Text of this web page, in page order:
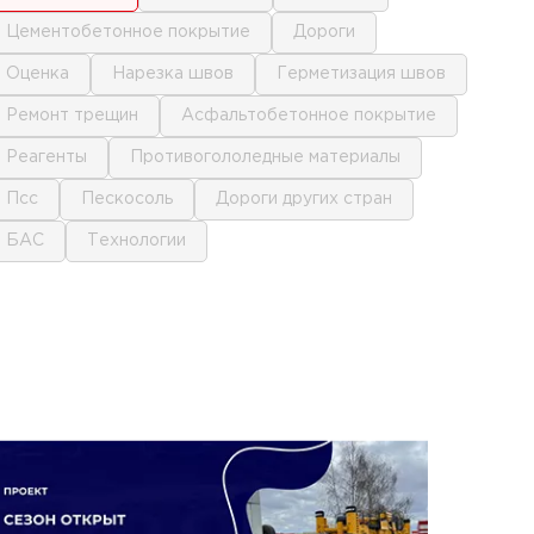
цементобетонное покрытие дороги
оценка нарезка швов герметизация швов
ремонт трещин асфальтобетонное покрытие
реагенты противогололедные материалы
псс пескосоль дороги других стран
БАС технологии